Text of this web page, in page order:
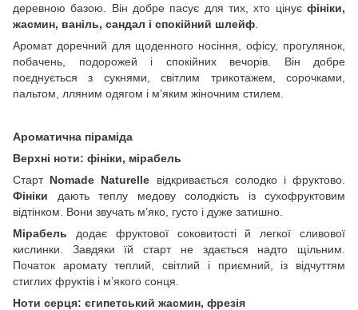
деревною базою. Він добре пасує для тих, хто цінує фініки,
жасмин, ваніль, сандал і спокійний шлейф
Аромат доречний для щоденного носіння, офісу, прогулянок,
побачень, подорожей і спокійних вечорів. Він добре
поєднується з сукнями, світлим трикотажем, сорочками,
пальтом, лляним одягом і м’яким жіночним стилем.
Ароматична піраміда
Верхні ноти: фініки, мірабель
Старт Nomade Naturelle відкривається солодко і фруктово.
Фініки дають теплу медову солодкість із сухофруктовим
відтінком. Вони звучать м’яко, густо і дуже затишно.
Мірабель додає фруктової соковитості й легкої сливової
кислинки. Завдяки їй старт не здається надто щільним.
Початок аромату теплий, світлий і приємний, із відчуттям
стиглих фруктів і м’якого сонця.
Ноти серця: єгипетський жасмин, фрезія